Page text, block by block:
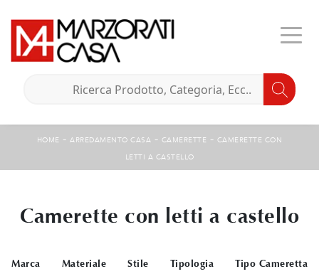
HOME -ARREDAMENTO CASA - CAMERETTE - CAMERETTE CON
LETTI A CASTELLO
Camerette con letti a castello
Marca Materiale Stile Tipologia Tipo Cameretta